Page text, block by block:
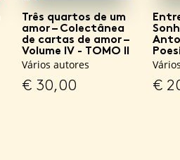
Três quartos de um
amor – Colectânea
de cartas de amor –
Volume IV - TOMO II
Vários autores
€ 30,00 €